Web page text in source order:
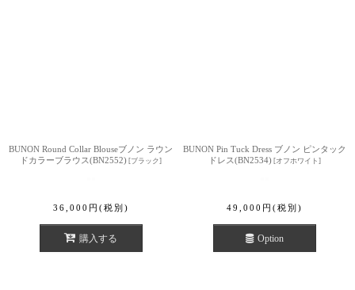
BUNON Round Collar Blouseブノン ラウン
ドカラーブラウス(BN2552) [ブラック]
36,000 円 (税別)
購入する
BUNON Pin Tuck Dress ブノン ピンタック
ドレス(BN2534) [オフホワイト ]
49,000 円 (税別)
Option